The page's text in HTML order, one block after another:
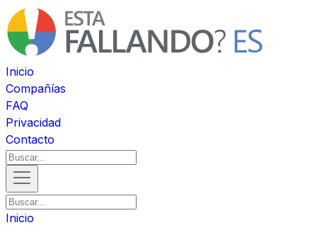
Inicio
Compañías
FAQ
Privacidad
Contacto
Inicio